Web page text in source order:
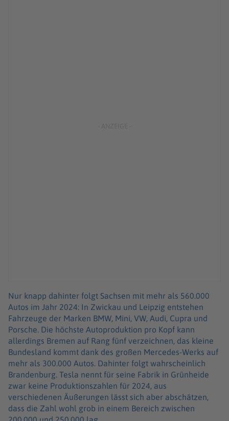
Nur knapp dahinter folgt Sachsen mit mehr als 560.000
Autos im Jahr 2024: In Zwickau und Leipzig entstehen
Fahrzeuge der Marken BMW, Mini, VW, Audi, Cupra und
Porsche. Die höchste Autoproduktion pro Kopf kann
allerdings Bremen auf Rang fünf verzeichnen, das kleine
Bundesland kommt dank des großen Mercedes-Werks auf
mehr als 300.000 Autos. Dahinter folgt wahrscheinlich
Brandenburg. Tesla nennt für seine Fabrik in Grünheide
zwar keine Produktionszahlen für 2024, aus
verschiedenen Äußerungen lässt sich aber abschätzen,
dass die Zahl wohl grob in einem Bereich zwischen